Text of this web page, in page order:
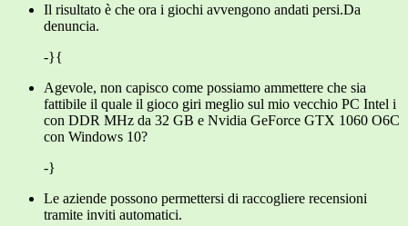
Il risultato è che ora i giochi avvengono andati persi.Da
denuncia.
-}{
Agevole, non capisco come possiamo ammettere che sia
fattibile il quale il gioco giri meglio sul mio vecchio PC Intel i
con DDR MHz da 32 GB e Nvidia GeForce GTX 1060 O6C
con Windows 10?
-}
Le aziende possono permettersi di raccogliere recensioni
tramite inviti automatici.